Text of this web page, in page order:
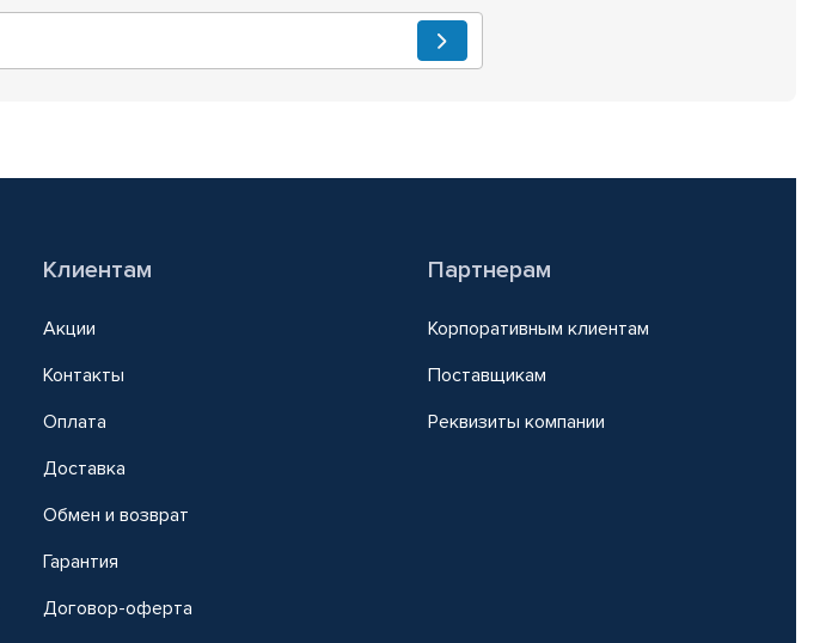
Клиентам
Акции
Контакты
Оплата
Доставка
Обмен и возврат
Гарантия
Договор-оферта
Партнерам
Корпоративным клиентам
Поставщикам
Реквизиты компании